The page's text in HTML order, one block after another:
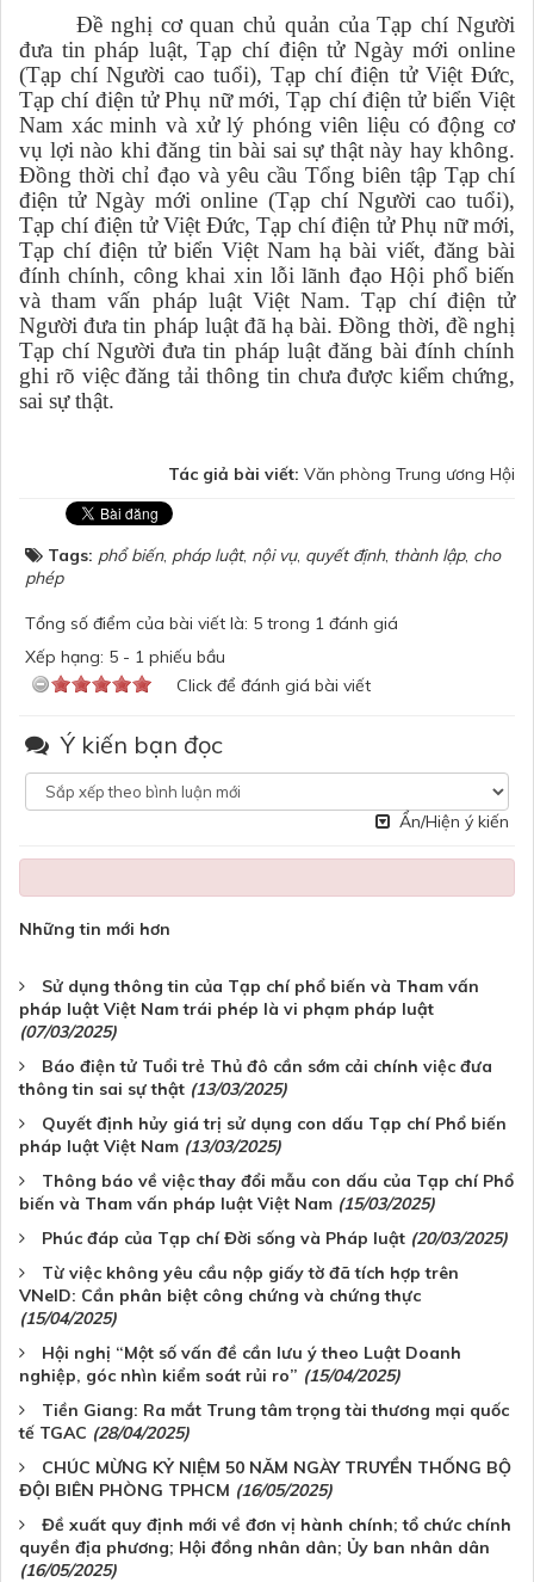
Đề nghị cơ quan chủ quản củaTạp chí Người
đưa tin pháp luật, Tạp chí điện tử Ngày mới online
(Tạp chí Người cao tuổi), Tạp chí điện tử Việt Đức,
Tạp chí điện tử Phụ nữ mới, Tạp chí điện tử biển Việt
Nam xác minh và xử lý phóng viên liệu có động cơ
vụ lợi nào khi đăng tin bài sai sự thật này hay không.
Đồng thời chỉ đạo và yêu cầu Tổng biên tập Tạp chí
điện tử Ngày mới online (Tạp chí Người cao tuổi),
Tạp chí điện tử Việt Đức, Tạp chí điện tử Phụ nữ mới,
Tạp chí điện tử biển Việt Nam hạ bài viết, đăng bài
đính chính, công khai xin lỗi lãnh đạo Hội phổ biến
và tham vấn pháp luật Việt Nam. Tạp chí điện tử
Người đưa tin pháp luật đã hạ bài. Đồng thời, đề nghị
Tạp chí Người đưa tin pháp luật đăng bài đính chính
ghi rõ việc đăng tải thông tin chưa được kiểm chứng,
sai sự thật.
Tác giả bài viết: Văn phòng Trung ương Hội
Tags: phổ biến, pháp luật, nội vụ, quyết định, thành lập, cho
phép
Tổng số điểm của bài viết là: 5 trong 1 đánh giá
Xếp hạng: 5 - 1 phiếu bầu
Click để đánh giá bài viết
Ý kiến bạn đọc
Ẩn/Hiện ý kiến
Những tin mới hơn
Sử dụng thông tin của Tạp chí phổ biến và Tham vấn
pháp luật Việt Nam trái phép là vi phạm pháp luật
(07/03/2025)
Báo điện tử Tuổi trẻ Thủ đô cần sớm cải chính việc đưa
thông tin sai sự thật (13/03/2025)
Quyết định hủy giá trị sử dụng con dấu Tạp chí Phổ biến
pháp luật Việt Nam (13/03/2025)
Thông báo về việc thay đổi mẫu con dấu của Tạp chí Phổ
biến và Tham vấn pháp luật Việt Nam (15/03/2025)
Phúc đáp của Tạp chí Đời sống và Pháp luật (20/03/2025)
Từ việc không yêu cầu nộp giấy tờ đã tích hợp trên
VNeID: Cần phân biệt công chứng và chứng thực
(15/04/2025)
Hội nghị “Một số vấn đề cần lưu ý theo Luật Doanh
nghiệp, góc nhìn kiểm soát rủi ro” (15/04/2025)
Tiền Giang: Ra mắt Trung tâm trọng tài thương mại quốc
tế TGAC (28/04/2025)
CHÚC MỪNG KỶ NIỆM 50 NĂM NGÀY TRUYỀN THỐNG BỘ
ĐỘI BIÊN PHÒNG TPHCM (16/05/2025)
Đề xuất quy định mới về đơn vị hành chính; tổ chức chính
quyền địa phương; Hội đồng nhân dân; Ủy ban nhân dân
(16/05/2025)